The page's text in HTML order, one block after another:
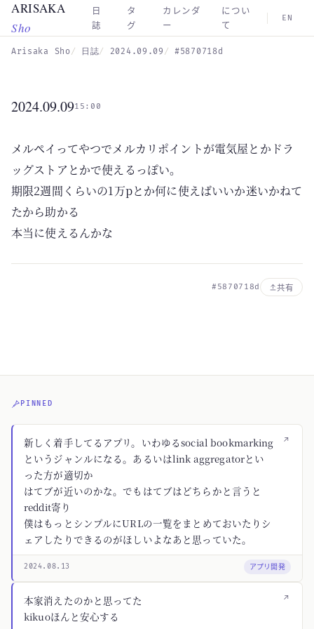
Skip to main content
ARISAKA
Sho
日
誌
タ
グ
カレンダ
ー
につい
て
EN
Arisaka Sho 日誌 2024.09.09 #5870718d
2024.09.0915:00
メルペイってやつでメルカリポイントが電気屋とかドラ
ッグストアとかで使えるっぽい。
期限2週間くらいの1万pとか何に使えばいいか迷いかねて
たから助かる
本当に使えるんかな
#5870718d 共有
PINNED
↗
新しく着手してるアプリ。いわゆるsocial bookmarking
というジャンルになる。あるいはlink aggregatorとい
った方が適切か
はてブが近いのかな。でもはてブはどちらかと言うと
reddit寄り
僕はもっとシンプルにURLの一覧をまとめておいたりシ
ェアしたりできるのがほしいよなあと思っていた。
2024.08.13 アプリ開発
↗
本家消えたのかと思ってた
kikuoほんと安心する